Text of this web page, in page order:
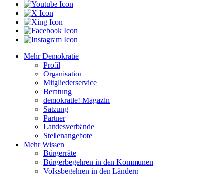
Mehr Demokratie
Profil
Organisation
Mitgliederservice
Beratung
demokratie!-Magazin
Satzung
Partner
Landesverbände
Stellenangebote
Mehr Wissen
Bürgerräte
Bürgerbegehren in den Kommunen
Volksbegehren in den Ländern